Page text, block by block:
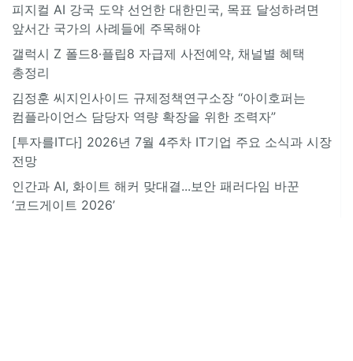
피지컬 AI 강국 도약 선언한 대한민국, 목표 달성하려면
앞서간 국가의 사례들에 주목해야
갤럭시 Z 폴드8·플립8 자급제 사전예약, 채널별 혜택
총정리
김정훈 씨지인사이드 규제정책연구소장 “아이호퍼는
컴플라이언스 담당자 역량 확장을 위한 조력자”
[투자를IT다] 2026년 7월 4주차 IT기업 주요 소식과 시장
전망
인간과 AI, 화이트 해커 맞대결...보안 패러다임 바꾼
‘코드게이트 2026’